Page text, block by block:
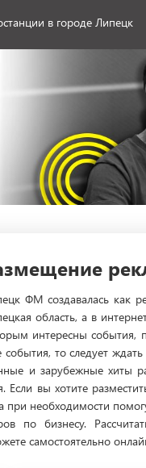
в городе Липецк
ФМ создавалась как
область, а в
интересны события,
события, то следует
и зарубежные хиты
Если вы хотите
необходимости
по бизнесу.
самостоятельно